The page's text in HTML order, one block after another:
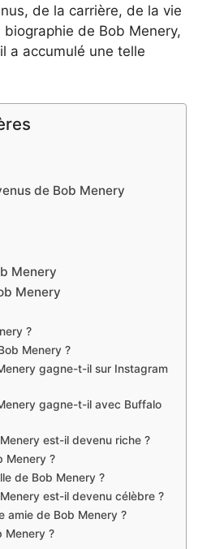
de la carrière, de la vie
de Bob Menery,
a accumulé une telle
de Bob Menery
Menery
Menery
?
Menery ?
gagne-t-il sur Instagram
gagne-t-il avec Buffalo
est-il devenu riche ?
Menery ?
de Bob Menery ?
est-il devenu célèbre ?
amie de Bob Menery ?
Menery ?